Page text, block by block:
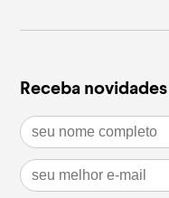
Receba